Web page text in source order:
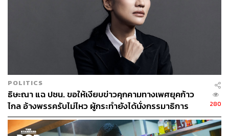
POLITICS
ธิษะณา แฉ ปชน. ขอให้เงียบข่าวคุกคามทางเพศยุคก้าว
ไกล อ้างพรรครับไม่ไหว ผู้กระทำยังได้นั่งกรรมาธิการ
‘พนิดา’ รู้เรื่องตั้งแต่แรก
280